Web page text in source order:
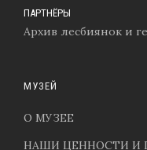
ПАРТНЁРЫ
Архив лесбиянок и
МУЗЕЙ
О МУЗЕЕ
НАШИ ЦЕННОСТИ И